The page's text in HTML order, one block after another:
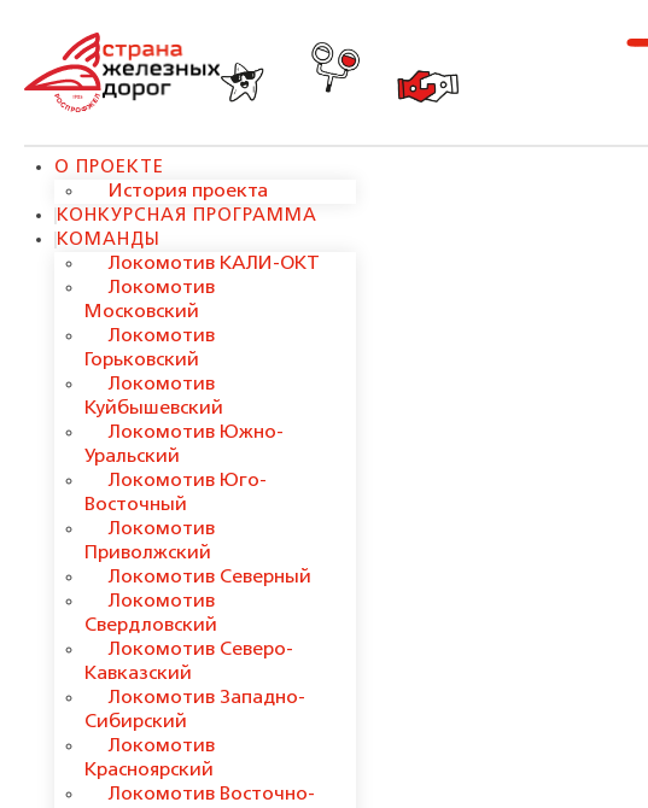
О ПРОЕКТЕ
История проекта
КОНКУРСНАЯ ПРОГРАММА
КОМАНДЫ
Локомотив КАЛИ-ОКТ
Локомотив
Московский
Локомотив
Горьковский
Локомотив
Куйбышевский
Локомотив Южно-
Уральский
Локомотив Юго-
Восточный
Локомотив
Приволжский
Локомотив Северный
Локомотив
Свердловский
Локомотив Северо-
Кавказский
Локомотив Западно-
Сибирский
Локомотив
Красноярский
Локомотив Восточно-